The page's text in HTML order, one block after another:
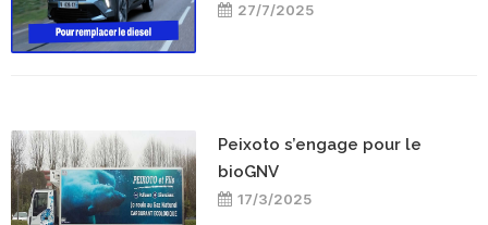
27/7/2025
Peixoto s’engage pour le
bioGNV
17/3/2025